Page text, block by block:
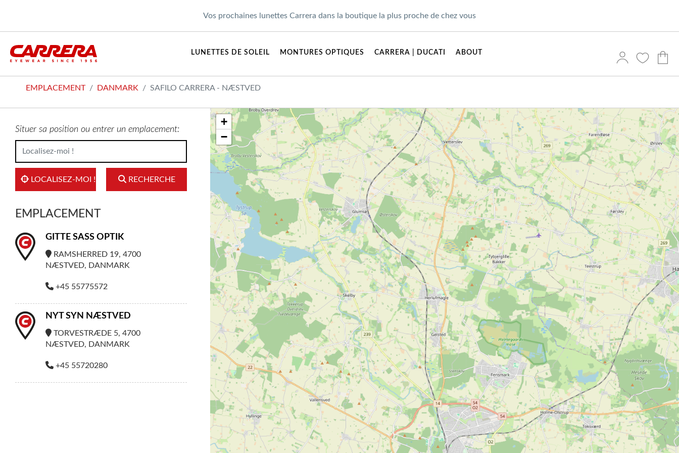
Vos prochaines lunettes Carrera dans la boutique la plus proche de chez vous
LUNETTES DE SOLEIL MONTURES OPTIQUES CARRERA | DUCATI ABOUT
EMPLACEMENT DANMARK SAFILO CARRERA - NÆSTVED
Situer sa position ou entrer un emplacement:
LOCALISEZ-MOI ! RECHERCHE
EMPLACEMENT
GITTE SASS OPTIK
RAMSHERRED 19, 4700
NÆSTVED, DANMARK
+45 55775572
NYT SYN NÆSTVED
TORVESTRÆDE 5, 4700
NÆSTVED, DANMARK
+45 55720280
+
−